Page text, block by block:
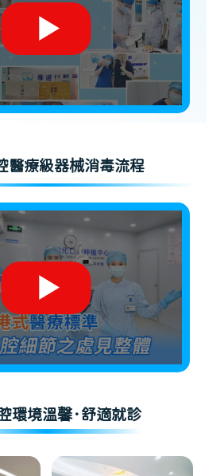
醫療級器械消毒流程
環境溫馨·舒適就診